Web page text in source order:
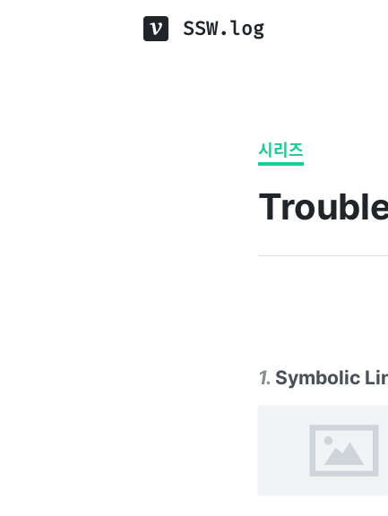
SSW.log
시리즈
1. Symbolic